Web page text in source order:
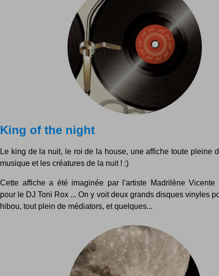
King of the night
Le king de la nuit, le roi de la house, une affiche toute pleine
musique et les créatures de la nuit ! :)
Cette affiche a été imaginée par l'artiste Madrilène Vicente
pour le DJ Toni Rox ... On y voit deux grands disques vinyles
hibou, tout plein de médiators, et quelques...